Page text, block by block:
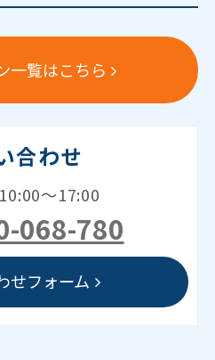
一覧はこちら
合わせ
～17:00
068-780
せフォーム